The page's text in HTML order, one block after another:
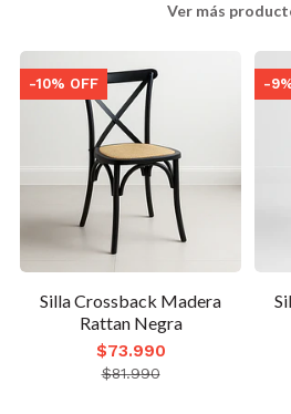
Ver más
-10% OFF
Silla Crossback Madera
Rattan Negra
$73.990
$81.990
-